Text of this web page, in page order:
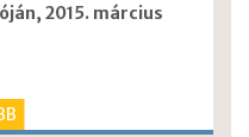
2015. március